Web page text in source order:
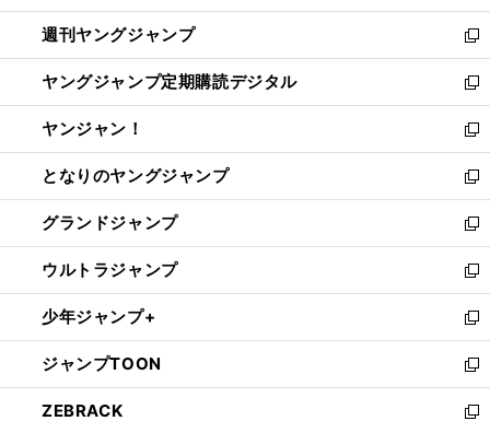
開
く
ウ
で
開
く
ン
ド
ウ
で
開
く
ウ
ィ
ン
ド
ウ
で
開
く
週刊ヤングジャンプ
新
し
い
ウ
ィ
ン
ド
ウ
で
開
く
ヤングジャンプ定期購読デジタル
新
し
い
ウ
ィ
ン
ド
ウ
で
開
く
ヤンジャン！
新
し
い
ウ
ィ
ン
ド
ウ
で
開
く
となりのヤングジャンプ
新
し
い
ウ
ィ
ン
ド
ウ
で
開
く
グランドジャンプ
新
し
い
ウ
ィ
ン
ド
ウ
で
ウルトラジャンプ
新
し
い
ウ
ィ
ン
ド
少年ジャンプ+
新
し
い
ウ
ィ
ジャンプTOON
新
し
い
ZEBRACK
新